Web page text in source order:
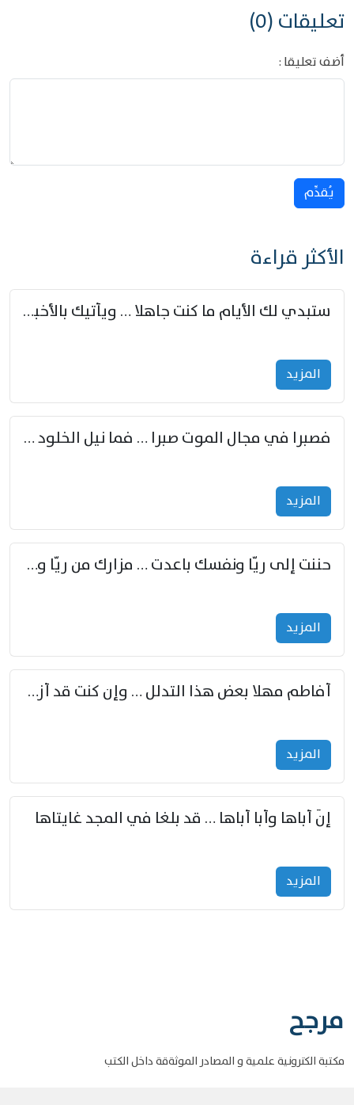
تعليقات (0)
أضف تعليقا :
يُقدِّم
الأكثر قراءة
ستبدي لك الأيام ما كنت جاهلا … ويأتيك بالأخبار من لم تزوّد
المزید
فصبرا في مجال الموت صبرا … فما نيل الخلود بمستطاع
المزید
حننت إلى ريّا ونفسك باعدت … مزارك من ريّا وشعباكما معا
المزید
أفاطم مهلا بعض هذا التدلل … وإن كنت قد أزمعت صرمي فأجملي
المزید
إنّ أباها وأبا أباها … قد بلغا في المجد غايتاها
المزید
مرجح
مكتبة الكترونية علمية و المصادر الموثةقة داخل الكتب